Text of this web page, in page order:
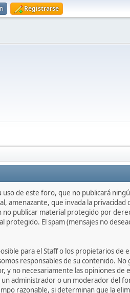
Registrarse
uso de este foro, que no publicará
amenazante, que invada la
no publicar material protegido por
protegido. El spam (mensajes no
para el Staff o los propietarios
responsables de su contenido.
y no necesariamente las opiniones
administrador o un moderador del
razonable, si determinan que la